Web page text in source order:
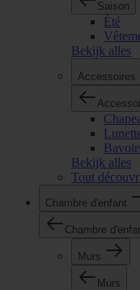
Saison
Été
Bekijk alles
Accessoires
Bekijk alles
Tout
Chambre d'enfant
Chambre
Murs
Murs